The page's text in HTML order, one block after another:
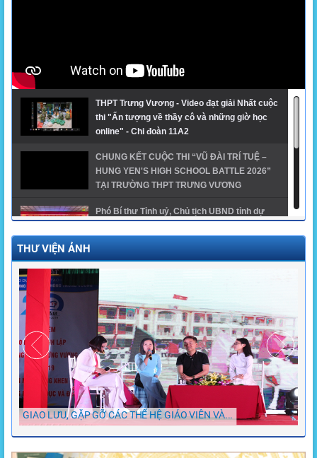
THPT Trưng Vương - Video đạt giải Nhất cuộc
thi "Ấn tượng về thầy cô và những giờ học
online" - Chi đoàn 11A2
CHUNG KẾT CUỘC THI “VŨ ĐÀI TRÍ TUỆ –
HUNG YEN'S HIGH SCHOOL BATTLE 2026”
TẠI TRƯỜNG THPT TRƯNG VƯƠNG
Phó Bí thư Tỉnh uỷ, Chủ tịch UBND tỉnh dự
2024 - THPT Trưng Vương
Trường THPT Trưng Vương có 1 thủ khoa, 1 á
khoa khối A00 toàn quốc và 1 thủ khoa khối
A01 của tỉnh
THƯ VIỆN ẢNH
GIAO LƯU, GẶP GỠ CÁC THẾ HỆ GIÁO VIÊN VÀ...